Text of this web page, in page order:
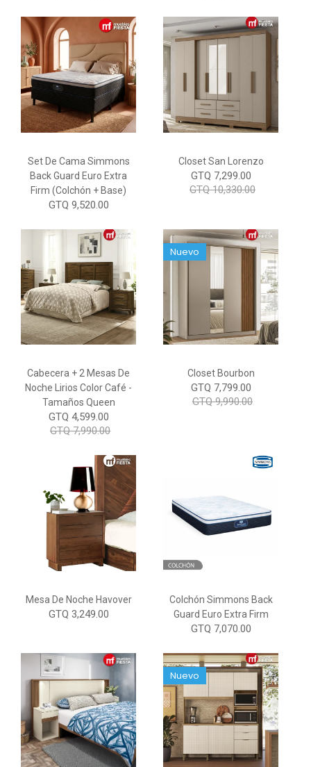
Set De Cama Simmons
Back Guard Euro Extra
Firm (Colchón + Base)
GTQ 9,520.00
Closet San Lorenzo
GTQ 7,299.00
GTQ 10,330.00
Cabecera + 2 Mesas De
Noche Lirios Color Café -
Tamaños Queen
GTQ 4,599.00
GTQ 7,990.00
Closet Bourbon
Nuevo
GTQ 7,799.00
GTQ 9,990.00
Mesa De Noche Havover
GTQ 3,249.00
Colchón Simmons Back
Guard Euro Extra Firm
GTQ 7,070.00
Nuevo